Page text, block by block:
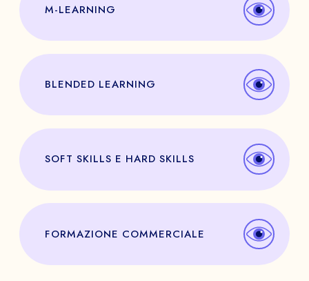
M-LEARNING
BLENDED LEARNING
SOFT SKILLS E HARD SKILLS
FORMAZIONE COMMERCIALE